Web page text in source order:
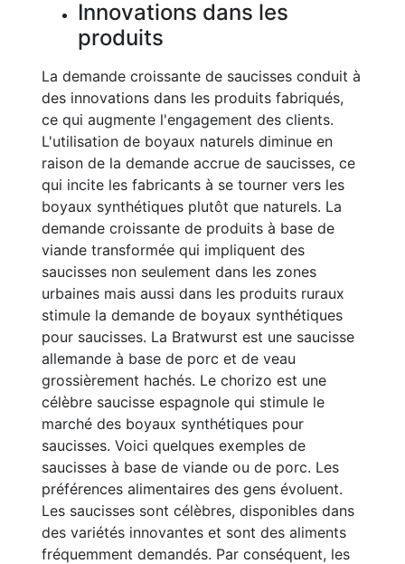
Innovations dans les
produits
La demande croissante de saucisses conduit à
des innovations dans les produits fabriqués,
ce qui augmente l'engagement des clients.
L'utilisation de boyaux naturels diminue en
raison de la demande accrue de saucisses, ce
qui incite les fabricants à se tourner vers les
boyaux synthétiques plutôt que naturels. La
demande croissante de produits à base de
viande transformée qui impliquent des
saucisses non seulement dans les zones
urbaines mais aussi dans les produits ruraux
stimule la demande de boyaux synthétiques
pour saucisses. La Bratwurst est une saucisse
allemande à base de porc et de veau
grossièrement hachés. Le chorizo est une
célèbre saucisse espagnole qui stimule le
marché des boyaux synthétiques pour
saucisses. Voici quelques exemples de
saucisses à base de viande ou de porc. Les
préférences alimentaires des gens évoluent.
Les saucisses sont célèbres, disponibles dans
des variétés innovantes et sont des aliments
fréquemment demandés. Par conséquent, les